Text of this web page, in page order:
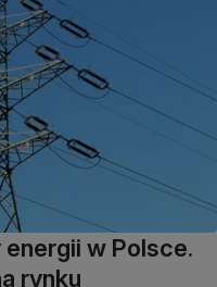
energii w Polsce.
rynku